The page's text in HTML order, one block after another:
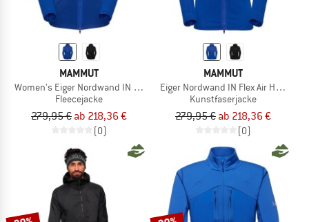
MAMMUT
Women's Eiger Nordwand IN Flex Air Hybrid Ho Jkt
Fleecejacke
279,95 € ab 218,36 €
(0)
MAMMUT
Eiger Nordwand IN Flex Air Hybrid
Kunstfaserjacke
279,95 € ab 218,36 €
(0)